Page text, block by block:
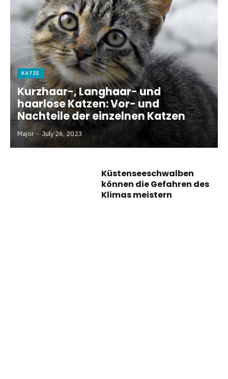
KATZE
Kurzhaar-, Langhaar- und
haarlose Katzen: Vor- und
Nachteile der einzelnen Katzen
Major July 26, 2023
Küstenseeschwalben
können die Gefahren des
Klimas meistern